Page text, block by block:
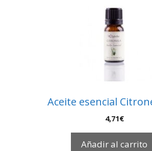
Aceite esencial
4,71€
Añadir al carrito